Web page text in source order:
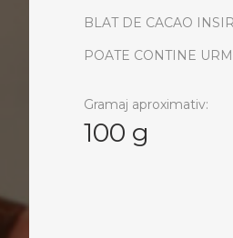
BLAT DE CACAO
POATE CONTINE
Gramaj aproximativ:
100 g